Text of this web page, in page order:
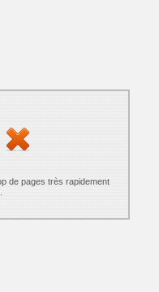
de pages très rapidement